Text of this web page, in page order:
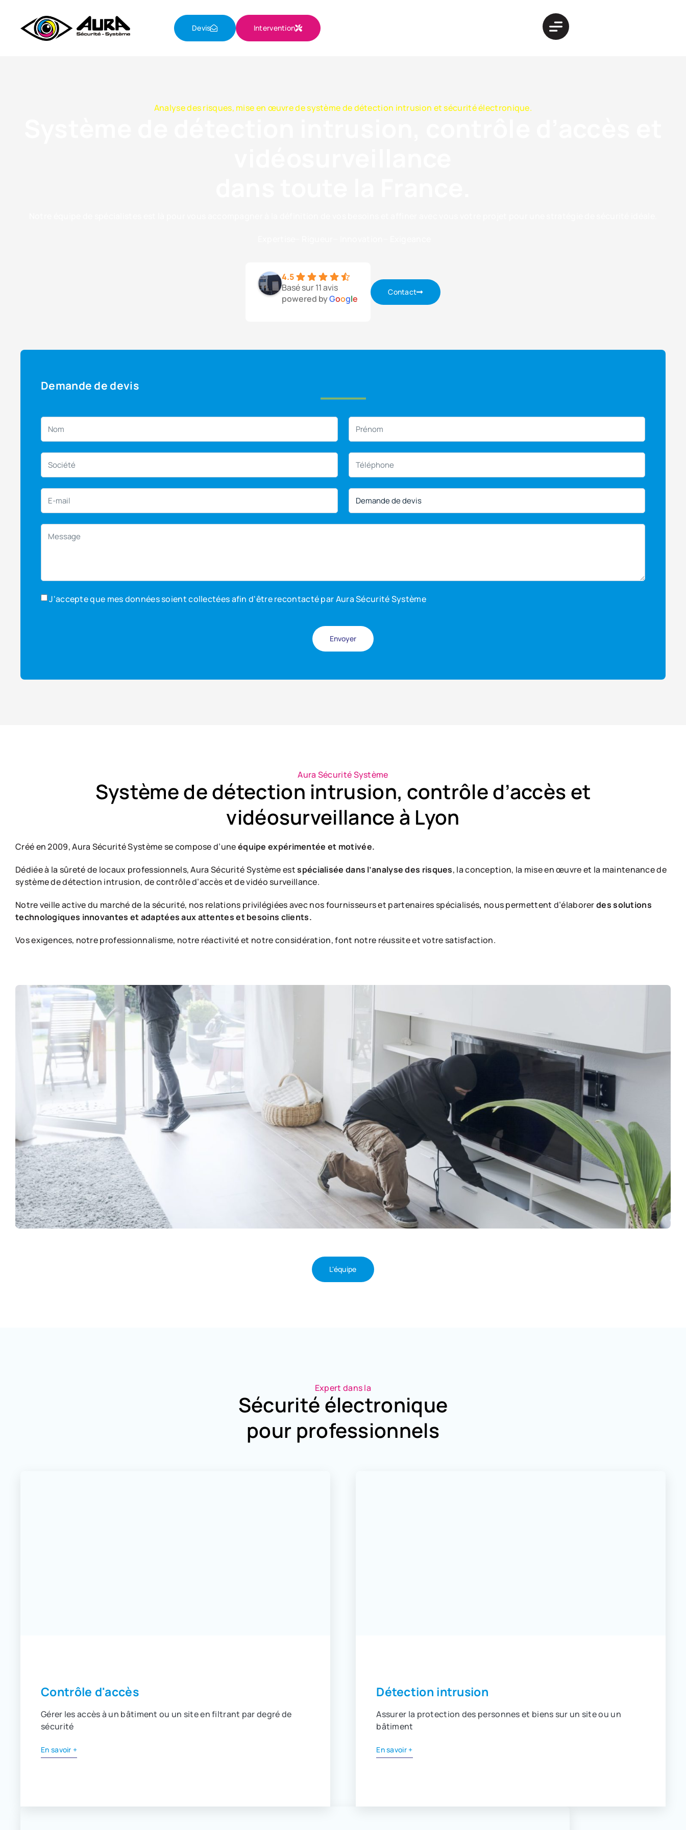
Devis Intervention
Analyse des risques, mise en œuvre de système de détection intrusion et sécurité électronique.
4.5
Basé sur 11 avis
powered byGoogle
Contact
Demande de devis
J'accepte que mes données soient collectées afin d'être recontacté par Aura Sécurité Système
Envoyer
Aura Sécurité Système
Système de détection intrusion, contrôle d’accès et
vidéosurveillance à Lyon
Créé en 2009, Aura Sécurité Système se compose d’uneéquipe expérimentée et motivée.
Dédiée à la sûreté de locaux professionnels, Aura Sécurité Système estspécialisée dans l’analyse des risques, la conception, la mise en œuvre et la maintenance de
système de détection intrusion, de contrôle d’accès et de vidéo surveillance.
Notre veille active du marché de la sécurité, nos relations privilégiées avec nos fournisseurs et partenaires spécialisés, nous permettent d’élaborerdes solutions
technologiques innovantes et adaptées aux attentes et besoins clients.
Vos exigences, notre professionnalisme, notre réactivité et notre considération, font notre réussite et votre satisfaction.
L'équipe
Expert dans la
Sécurité électronique
pour professionnels
Contrôle d'accès
Gérer les accès à un bâtiment ou un site en filtrant par degré de
sécurité
En savoir +
Détection intrusion
Assurer la protection des personnes et biens sur un site ou un
bâtiment
En savoir +